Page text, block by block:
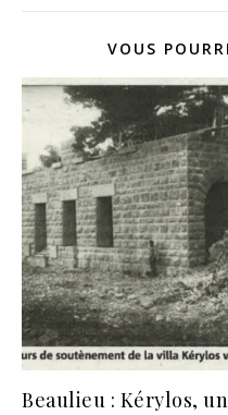
VOUS
Beaulieu : Kérylos,